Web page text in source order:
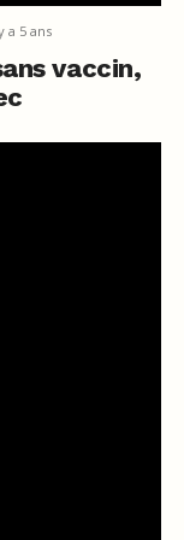
a 5 ans
vaccin,